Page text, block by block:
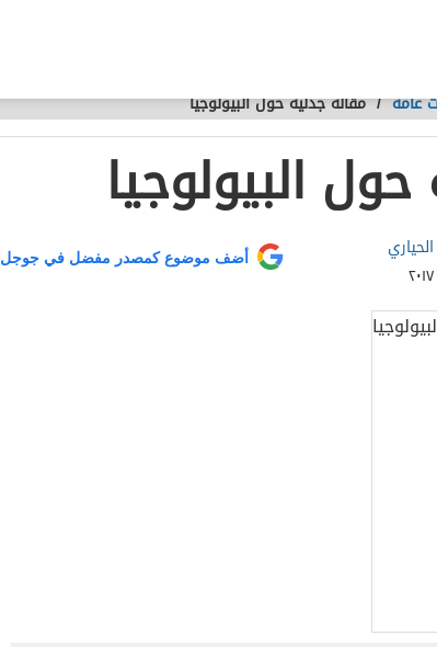
عامة /مقالة جدلية حول البيولوجيا
البيولوجيا
أضف موضوع كمصدر مفضل في جوجل